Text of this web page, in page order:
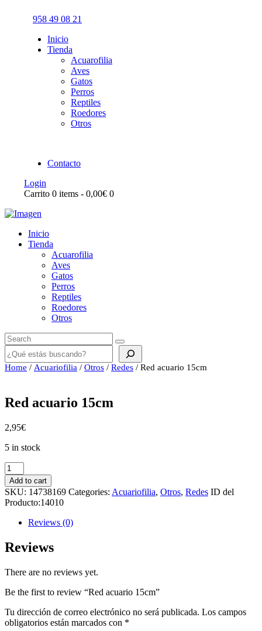
958 49 08 21
Inicio
Tienda
Acuarofilia
Aves
Gatos
Perros
Reptiles
Roedores
Otros
Contacto
Login
Carrito 0 items - 0,00€ 0
Inicio
Tienda
Acuarofilia
Aves
Gatos
Perros
Reptiles
Roedores
Otros
Buscar
Home / Acuariofilia / Otros / Redes / Red acuario 15cm
Red acuario 15cm
2,95€
5 in stock
Red
acuario
15cm
quantity
Add to cart
SKU: 14738169 Categories: Acuariofilia, Otros, Redes ID del
Producto:14010
Reviews (0)
Reviews
There are no reviews yet.
Be the first to review “Red acuario 15cm”
Tu dirección de correo electrónico no será publicada. Los campos
obligatorios están marcados con *